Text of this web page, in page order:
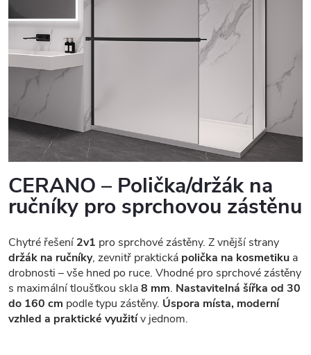
CERANO – Polička/držák na
ručníky pro sprchovou zástěnu
Chytré řešení2v1 pro sprchové zástěny. Z vnější strany
držák na ručníky, zevnitř praktická polička na kosmetiku a
drobnosti – vše hned po ruce. Vhodné pro sprchové zástěny
s maximální tloušťkou skla8 mm. Nastavitelná šířka od 30
do 160 cm podle typu zástěny. Úspora místa, moderní
vzhled a praktické využitív jednom.